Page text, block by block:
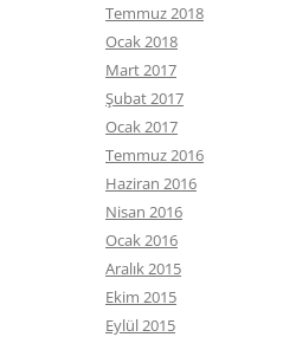
Temmuz 2018
Ocak 2018
Mart 2017
Şubat 2017
Ocak 2017
Temmuz 2016
Haziran 2016
Nisan 2016
Ocak 2016
Aralık 2015
Ekim 2015
Eylül 2015